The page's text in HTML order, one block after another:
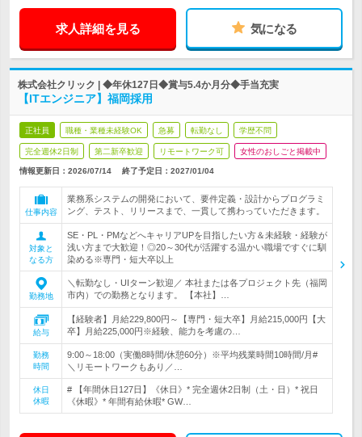
求人詳細を見る 気になる
株式会社クリック | ◆年休127日◆賞与5.4か月分◆手当充実
【ITエンジニア】福岡採用
正社員 職種・業種未経験OK 急募 転勤なし 学歴不問
完全週休2日制 第二新卒歓迎 リモートワーク可 女性のおしごと掲載中
情報更新日：2026/07/14 終了予定日： 2027/01/04
仕事内容
業務系システムの開発において、要件定義・設計からプログラミ
ング、テスト、リリースまで、一貫して携わっていただきます。
対象と
なる方
SE・PL・PMなどへキャリアUPを目指したい方＆未経験・経験が
浅い方まで大歓迎！◎20～30代が活躍する温かい職場ですぐに馴
染める※専門・短大卒以上
勤務地
＼転勤なし・UIターン歓迎／ 本社または各プロジェクト先（福岡
市内）での勤務となります。 【本社】…
給与
【経験者】月給229,800円～【専門・短大卒】月給215,000円【大
卒】月給225,000円※経験、能力を考慮の…
勤務
時間
9:00～18:00（実働8時間/休憩60分）※平均残業時間10時間/月#
＼リモートワークもあり／…
休日
休暇
# 【年間休日127日】《休日》* 完全週休2日制（土・日）* 祝日
《休暇》* 年間有給休暇* GW…